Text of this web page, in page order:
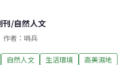
刊/自然人文
作者：哨兵
自然人文 生活環境 高美濕地